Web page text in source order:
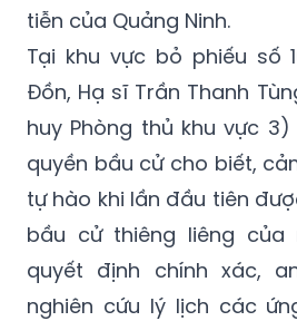
tiễn của Quảng Ninh.
Tại khu vực bỏ phiếu số
Đồn, Hạ sĩ Trần Thanh
huy Phòng thủ khu vực
quyền bầu cử cho biết,
tự hào khi lần đầu tiên
bầu cử thiêng liêng của
quyết định chính xác,
nghiên cứu lý lịch các